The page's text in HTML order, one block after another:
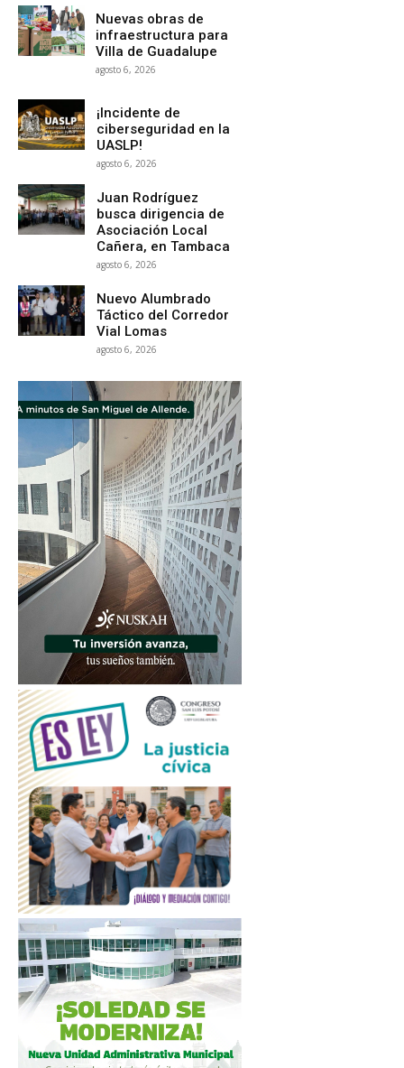
Nuevas obras de
infraestructura para
Villa de Guadalupe
agosto 6, 2026
¡Incidente de
ciberseguridad en la
UASLP!
agosto 6, 2026
Juan Rodríguez
busca dirigencia de
Asociación Local
Cañera, en Tambaca
agosto 6, 2026
Nuevo Alumbrado
Táctico del Corredor
Vial Lomas
agosto 6, 2026